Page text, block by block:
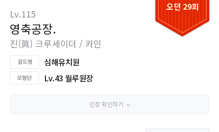
오던 29회
Lv.115
영축공장.
진(眞) 크루세이더 / 카인
심해유치원
Lv.43 월루원장
인장 확인하기